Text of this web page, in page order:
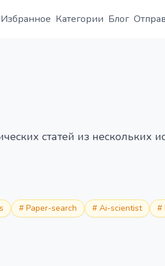
Избранное Категории Блог
статей из нескольких
# Paper-search # Ai-scientist #